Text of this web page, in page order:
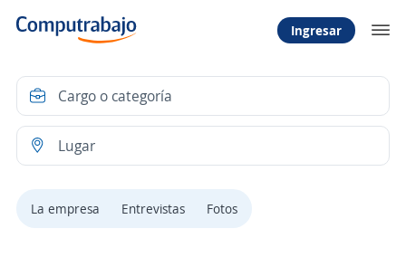
Ingresar
La empresa Entrevistas Fotos